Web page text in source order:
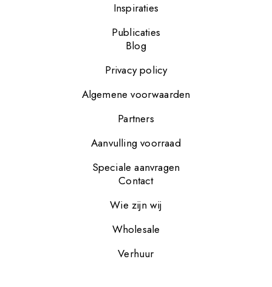
Inspiraties
Publicaties
Blog
Privacy policy
Algemene voorwaarden
Partners
Aanvulling voorraad
Speciale aanvragen
Contact
Wie zijn wij
Wholesale
Verhuur